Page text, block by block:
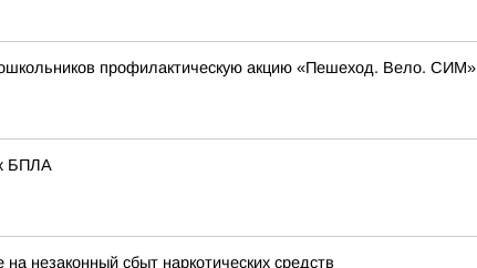
профилактическую акцию «Пешеход. Вело. СИМ»
БПЛА
незаконный сбыт наркотических средств